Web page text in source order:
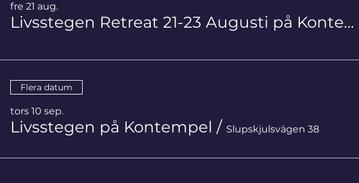
fre 21 aug.
Livsstegen Retreat 21-23 Augusti på Kontempel
Flera datum
tors 10 sep.
Livsstegen på Kontempel / Slupskjulsvägen 38